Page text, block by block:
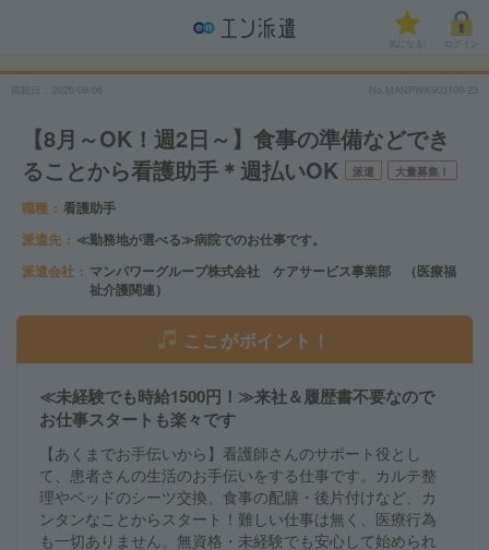
気になる!
No.MANPWK903109-23
【8月～OK！週2日～】食事の準備などでき
ることから看護助手＊週払いOK
派遣 大量募集！
職種
看護助手
派遣先
≪勤務地が選べる≫病院でのお仕事です。
派遣会社
マンパワーグループ株式会社 ケアサービス事業部 （医療福
祉介護関連）
ここがポイント！
≪未経験でも時給1500円！≫来社＆履歴書不要なので
お仕事スタートも楽々です
【あくまでお手伝いから】看護師さんのサポート役とし
て、患者さんの生活のお手伝いをする仕事です。カルテ整
理やベッドのシーツ交換、食事の配膳・後片付けなど、カ
ンタンなことからスタート！難しい仕事は無く、医療行為
も一切ありません。無資格・未経験でも安心して始められ